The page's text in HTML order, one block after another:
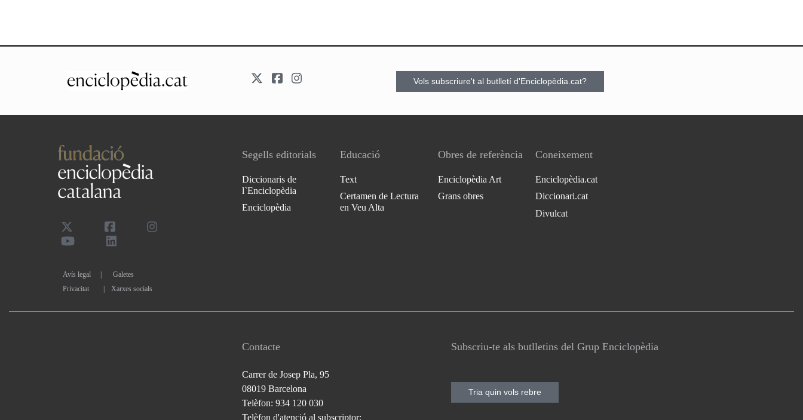
Vols subscriure't al butlletí d'Enciclopèdia.cat?
Avís legal
Galetes
Privacitat
| Xarxes socials
Segells editorials
Diccionaris de
l`Enciclopèdia
Enciclopèdia
Educació
Text
Certamen de Lectura
en Veu Alta
Obres de referència
Enciclopèdia Art
Grans obres
Coneixement
Enciclopèdia.cat
Diccionari.cat
Divulcat
Contacte
Carrer de Josep Pla, 95
08019 Barcelona
Telèfon: 934 120 030
Telèfon d'atenció al subscriptor:
Subscriu-te als butlletins del Grup Enciclopèdia
Tria quin vols rebre